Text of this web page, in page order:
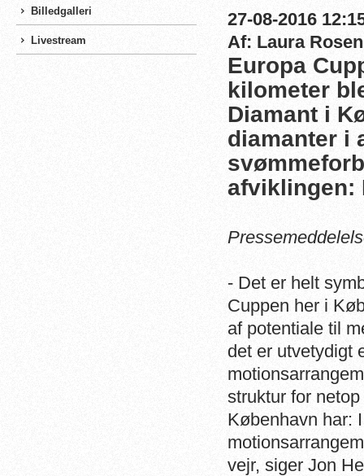
Billedgalleri
Livestream
27-08-2016
Af: Laura
Europa
kilometer
Diamant i
diamanter i
afviklingen:
- Det er helt
Cuppen her i
af potentiale til
det er utvetydigt
struktur for
København har:
vejr, siger Jon